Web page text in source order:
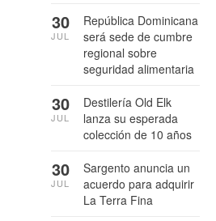
República Dominicana
será sede de cumbre
regional sobre
seguridad alimentaria
30
JUL
Destilería Old Elk
lanza su esperada
colección de 10 años
30
JUL
Sargento anuncia un
acuerdo para adquirir
La Terra Fina
30
JUL